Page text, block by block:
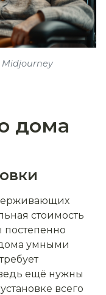
Midjourney
дома
стоимость
постепенно
умными
ещё нужны
всего